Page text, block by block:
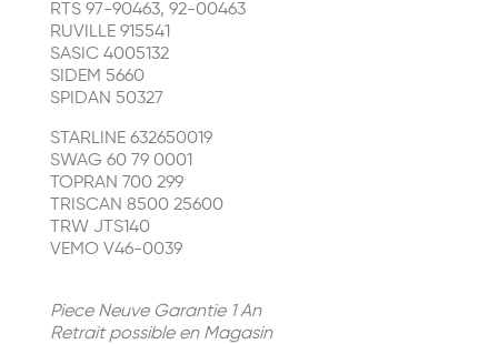
RTS 97-90463, 92-00463
RUVILLE 915541
SASIC 4005132
SIDEM 5660
SPIDAN 50327
STARLINE 632650019
SWAG 60 79 0001
TOPRAN 700 299
TRISCAN 8500 25600
TRW JTS140
VEMO V46-0039
Piece Neuve Garantie 1 An
Retrait possible en Magasin